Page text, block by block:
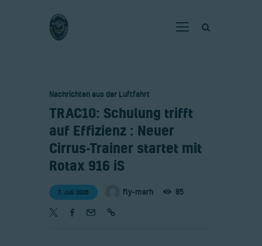
Fliegen
Neuigkeiten
Gaststätte
Bilder
Nachrichten aus der Luftfahrt
​TRAC10: Schulung trifft
auf Effizienz : Neuer
Cirrus-Trainer startet mit
Rotax 916 iS
7. Juli 2026 fly-marh 85